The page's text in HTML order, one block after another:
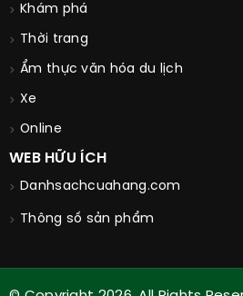
Khám phá
Thời trang
Ẩm thực văn hóa du lịch
Xe
Online
WEB HỮU ÍCH
Danhsachcuahang.com
Thông số sản phẩm